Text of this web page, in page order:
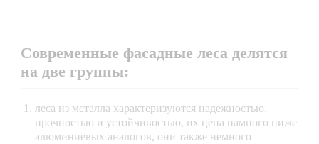
Современные фасадные леса делятся
на две группы:
леса из металла характеризуются надежностью,
прочностью и устойчивостью, их цена намного ниже
алюминиевых аналогов, они также немного